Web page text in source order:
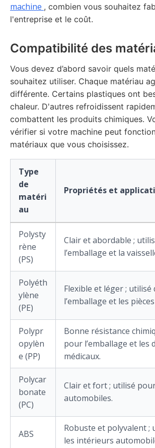
machine , combien vous souhaitez
l'entreprise et le coût.
Compatibilité des
Vous devez d’abord savoir quels
souhaitez utiliser. Chaque matériau
différente. Certains plastiques ont
chaleur. D'autres refroidissent
combattent les produits chimiques.
vérifier si votre machine peut
matériaux que vous choisissez.
Type
de
matéri
au
Propriétés et
Polysty
rène
(PS)
Clair et abordable ;
l’emballage et la
Polyéth
ylène
(PE)
Flexible et léger ; utilisé
l’emballage et les
Polypr
opylèn
e (PP)
Bonne résistance
pour l’emballage et les
médicaux.
Polycar
bonate
(PC)
Clair et fort ; utilisé
automobiles.
ABS
Robuste et polyvalent ;
les intérieurs